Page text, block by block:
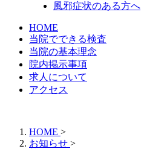
風邪症状のある方へ
HOME
当院でできる検査
当院の基本理念
院内掲示事項
求人について
アクセス
HOME >
お知らせ >